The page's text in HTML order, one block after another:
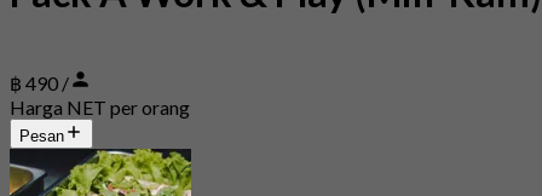
฿ 490 /
Harga NET per orang
Pesan